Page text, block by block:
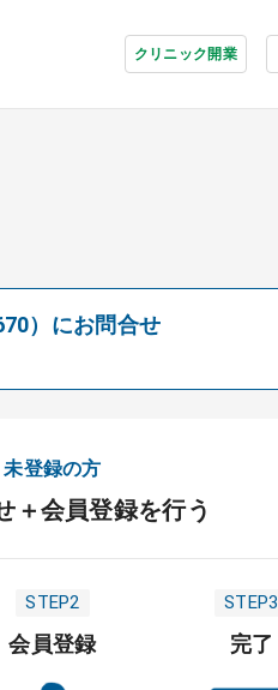
クリニック開業
）にお問合せ
未登録の方
＋会員登録を行う
STEP2
会員登録
STEP3
完了